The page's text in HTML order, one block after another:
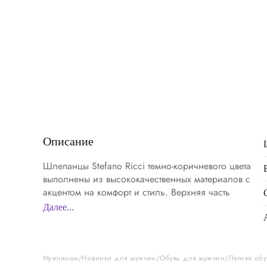
Описание
Шлепанцы Stefano Ricci темно-коричневого цвета
выполнены из высококачественных материалов с
акцентом на комфорт и стиль. Верхняя часть
представлена широким ремнем из натуральной
рельефный декоративный элемент в виде головы
Далее...
Мужчинам Новинки для мужчин Обувь для мужчин Летняя